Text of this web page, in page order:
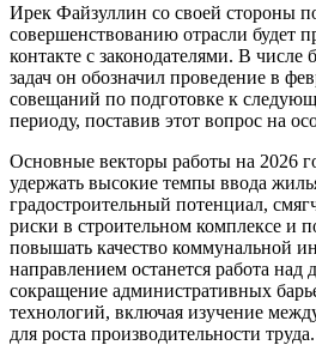
Ирек Файзуллин со своей стороны
совершенствованию отрасли будет
контакте с законодателями. В
задач он обозначил проведение в
совещаний по подготовке к
периоду, поставив этот вопрос на
Основные векторы работы на 2026
удержать высокие темпы ввода
градостроительный потенциал,
риски в строительном комплексе и
повышать качество коммунальной
направлением останется работа
сокращение административных
технологий, включая изучение
для роста производительности труда.